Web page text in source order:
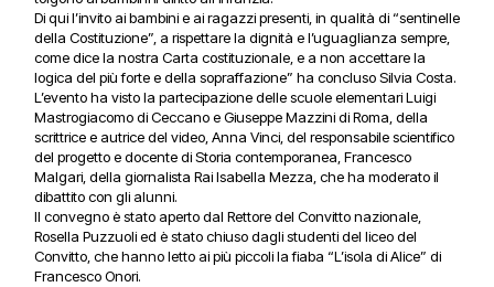
Di qui l’invito ai bambini e ai ragazzi presenti, in qualità di “sentinelle
della Costituzione”, a rispettare la dignità e l’uguaglianza sempre,
come dice la nostra Carta costituzionale, e a non accettare la
logica del più forte e della sopraffazione” ha concluso Silvia Costa.
L’evento ha visto la partecipazione delle scuole elementari Luigi
Mastrogiacomo di Ceccano e Giuseppe Mazzini di Roma, della
scrittrice e autrice del video, Anna Vinci, del responsabile scientifico
del progetto e docente di Storia contemporanea, Francesco
Malgari, della giornalista Rai Isabella Mezza, che ha moderato il
dibattito con gli alunni.
Il convegno è stato aperto dal Rettore del Convitto nazionale,
Rosella Puzzuoli ed è stato chiuso dagli studenti del liceo del
Convitto, che hanno letto ai più piccoli la fiaba “L’isola di Alice” di
Francesco Onori.